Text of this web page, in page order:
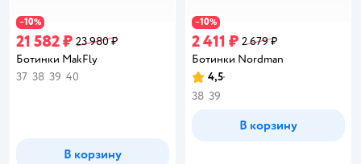
−10%
21 582 ₽ 23 980 ₽
Ботинки MakFly
37 38 39 40
В корзину
−10%
2 411 ₽ 2 679 ₽
Ботинки Nordman
Рейтинг:
4,5
38 39
В корзину